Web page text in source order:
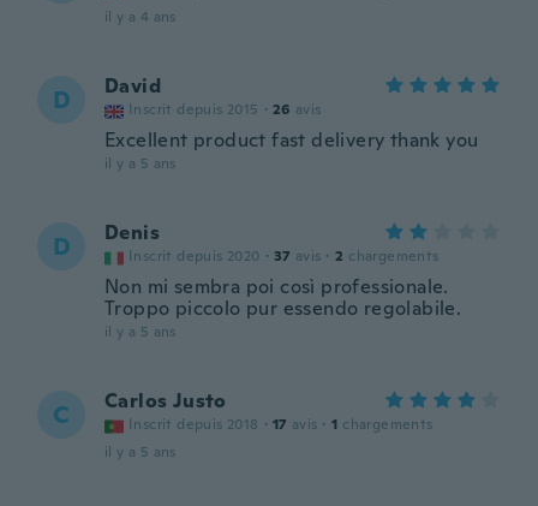
il y a 4 ans
D David
Inscrit depuis 2015 · 26 avis
Excellent product fast delivery thank you
il y a 5 ans
D Denis
Inscrit depuis 2020 · 37 avis · 2 chargements
Non mi sembra poi così professionale.
Troppo piccolo pur essendo regolabile.
il y a 5 ans
C Carlos Justo
Inscrit depuis 2018 · 17 avis · 1 chargements
il y a 5 ans